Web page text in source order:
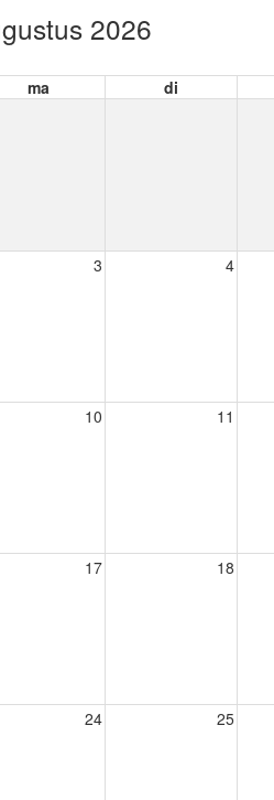
2026
ma di
3 4
10 11
17 18
24 25